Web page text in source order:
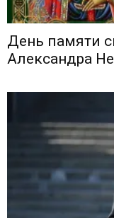
День памяти
Александра